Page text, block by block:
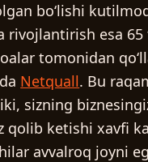
boʻlishi
rivojlantirish esa 65
tomonidan
Netquall. Bu
sizning
qolib ketishi xavfi
avvalroq joyni